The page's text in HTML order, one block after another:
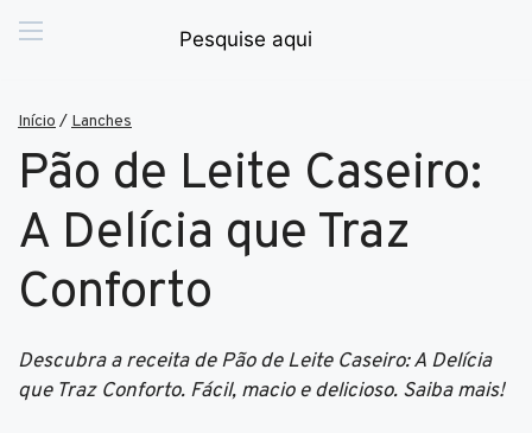
Início / Lanches
Pão de Leite Caseiro:
A Delícia que Traz
Conforto
Descubra a receita de Pão de Leite Caseiro: A Delícia
que Traz Conforto. Fácil, macio e delicioso. Saiba mais!